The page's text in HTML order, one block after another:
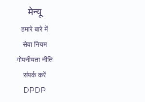
मेन्यू
हमारे बारे में
सेवा नियम
गोपनीयता नीति
संपर्क करें
DPDP